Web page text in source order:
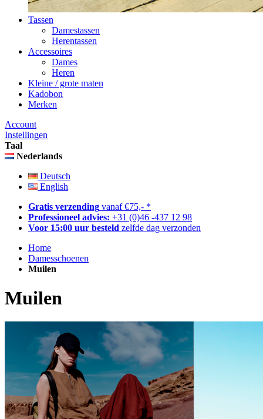
Tassen
Damestassen
Herentassen
Accessoires
Dames
Heren
Kleine / grote maten
Kadobon
Merken
Account
Instellingen
Taal
Nederlands
Deutsch
English
Gratis verzending vanaf €75,- *
Professioneel advies: +31 (0)46 -437 12 98
Voor 15:00 uur besteld zelfde dag verzonden
Home
Damesschoenen
Muilen
Muilen